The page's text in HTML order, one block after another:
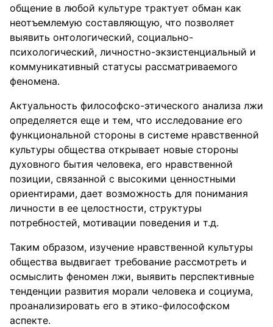
общение в любой культуре трактует обман как
неотъемлемую составляющую, что позволяет
выявить онтологический, социально-
психологический, личностно-экзистенциальный и
коммуникативный статусы рассматриваемого
феномена.
Актуальность философско-этического анализа лжи
определяется еще и тем, что исследование его
функциональной стороны в системе нравственной
культуры общества открывает новые стороны
духовного бытия человека, его нравственной
позиции, связанной с высокими ценностными
ориентирами, дает возможность для понимания
личности в ее целостности, структуры
потребностей, мотивации поведения и т.д.
Таким образом, изучение нравственной культуры
общества выдвигает требование рассмотреть и
осмыслить феномен лжи, выявить перспективные
тенденции развития морали человека и социума,
проанализировать его в этико-философском
аспекте.